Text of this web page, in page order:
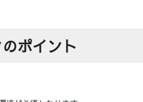
ポイント